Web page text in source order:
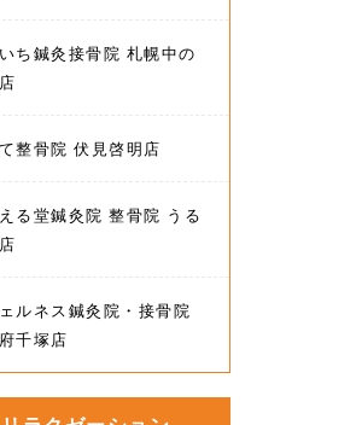
ち鍼灸接骨院 札幌中の
整骨院 伏見啓明店
る堂鍼灸院 整骨院 うる
ルネス鍼灸院・接骨院
千塚店